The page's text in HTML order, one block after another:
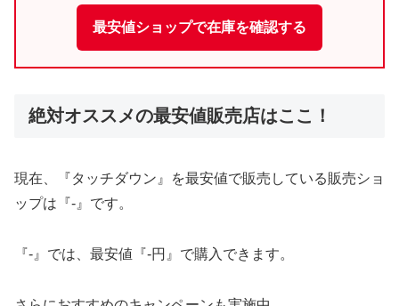
最安値ショップで在庫を確認する
絶対オススメの最安値販売店はここ！
現在、『タッチダウン』を最安値で販売している販売ショ
ップは『-』です。
『-』では、最安値『-円』で購入できます。